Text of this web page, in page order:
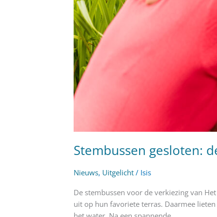
Stembussen gesloten:
Nieuws, Uitgelicht / Isis
De stembussen voor de verkiezing van
uit op hun favoriete terras. Daarmee